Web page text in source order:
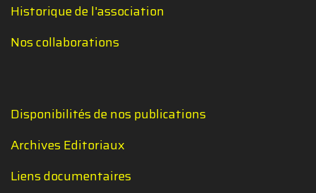
Historique de l'association
Nos collaborations
Disponibilités de nos publications
Archives Editoriaux
Liens documentaires